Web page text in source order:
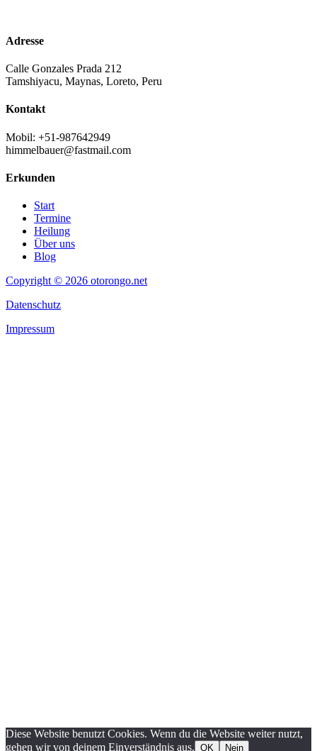
Adresse
Calle Gonzales Prada 212
Tamshiyacu, Maynas, Loreto, Peru
Kontakt
Mobil: +51-987642949
himmelbauer@fastmail.com
Erkunden
Start
Termine
Heilung
Über uns
Blog
Copyright © 2026 otorongo.net
Datenschutz
Impressum
Diese Website benutzt Cookies. Wenn du die Website weiter nutzt,
gehen wir von deinem Einverständnis aus. OK
Nein